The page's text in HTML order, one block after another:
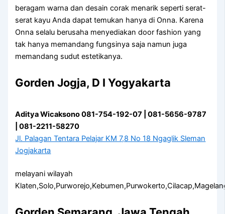
beragam warna dan desain corak menarik seperti serat-
serat kayu Anda dapat temukan hanya di Onna. Karena
Onna selalu berusaha menyediakan door fashion yang
tak hanya memandang fungsinya saja namun juga
memandang sudut estetikanya.
Gorden Jogja, D I Yogyakarta
Aditya Wicaksono 081-754-192-07 | 081-5656-9787
| 081-2211-58270
Jl. Palagan Tentara Pelajar KM 7,8 No 18 Ngaglik Sleman
Jogjakarta
melayani wilayah